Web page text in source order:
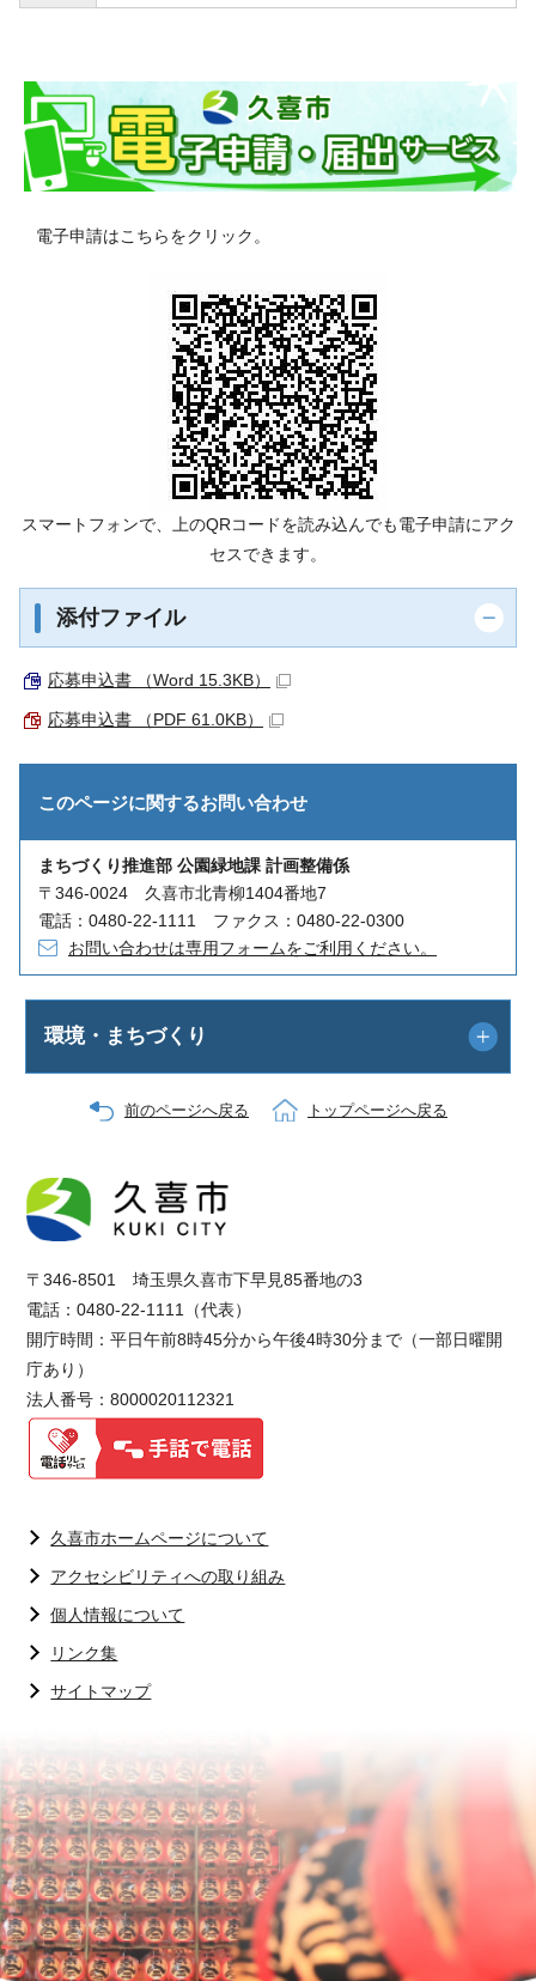
電子申請はこちらをクリック。
スマートフォンで、上のQRコードを読み込んでも電子申請にアク
セスできます。
添付ファイル
応募申込書 （Word 15.3KB）
応募申込書 （PDF 61.0KB）
このページに関するお問い合わせ
まちづくり推進部 公園緑地課 計画整備係
〒346-0024 久喜市北青柳1404番地7
電話：0480-22-1111 ファクス：0480-22-0300
お問い合わせは専用フォームをご利用ください。
環境・まちづくり
前のページへ戻る トップページへ戻る
〒346-8501 埼玉県久喜市下早見85番地の3
電話：0480-22-1111（代表）
開庁時間：平日午前8時45分から午後4時30分まで（一部日曜開
庁あり）
法人番号：8000020112321
久喜市ホームページについて
アクセシビリティへの取り組み
個人情報について
リンク集
サイトマップ